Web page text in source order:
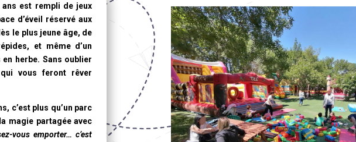
est rempli de jeux
d’éveil réservé aux
le plus jeune âge, de
et même d’un
herbe. Sans oublier
vous feront rêver
, c’est plus qu’un parc
magie partagée avec
vous emporter… c’est